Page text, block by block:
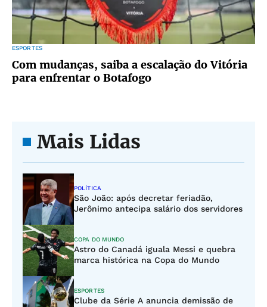
ESPORTES
Com mudanças, saiba a escalação do Vitória
para enfrentar o Botafogo
Mais Lidas
POLÍTICA
São João: após decretar feriadão,
Jerônimo antecipa salário dos servidores
COPA DO MUNDO
Astro do Canadá iguala Messi e quebra
marca histórica na Copa do Mundo
ESPORTES
Clube da Série A anuncia demissão de